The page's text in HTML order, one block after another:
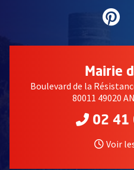
,
Mairie
Boulevard de la
80011 49020
02 41
Voir